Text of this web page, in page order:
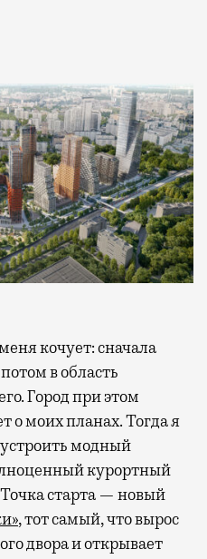
в область
Город при этом
о моих планах. Тогда я
модный
курортный
старта — новый
, тот самый, что вырос
двора и открывает